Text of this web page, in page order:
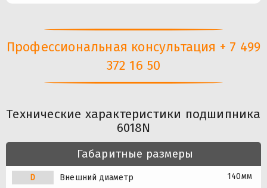
Профессиональная консультация + 7 499
372 16 50
Технические характеристики подшипника
6018N
Габаритные размеры
D Внешний диаметр 140мм